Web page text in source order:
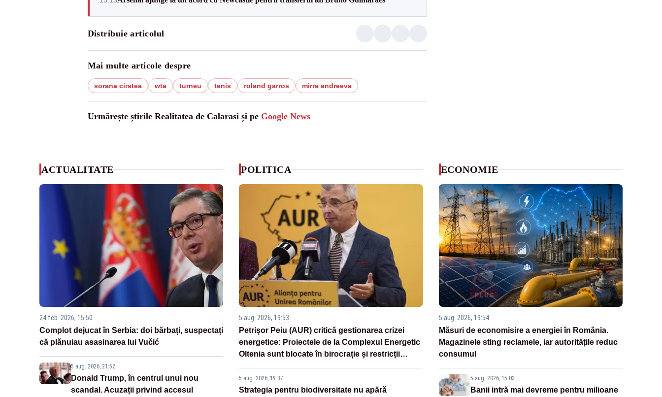
Distribuie articolul
Mai multe articole despre
sorana cirstea wta turneu tenis roland garros mirra andreeva
Urmărește știrile Realitatea de Calarasi și pe Google News
ACTUALITATE
24 feb. 2026, 15:50
Complot dejucat în Serbia: doi bărbați, suspectați
că plănuiau asasinarea lui Vučić
5 aug. 2026, 21:52
Donald Trump, în centrul unui nou
scandal. Acuzații privind accesul
POLITICA
5 aug. 2026, 19:53
Petrișor Peiu (AUR) critică gestionarea crizei
energetice: Proiectele de la Complexul Energetic
Oltenia sunt blocate în birocrație și restricții
5 aug. 2026, 19:37
Strategia pentru biodiversitate nu apără
ECONOMIE
5 aug. 2026, 19:54
Măsuri de economisire a energiei în România.
Magazinele sting reclamele, iar autoritățile reduc
consumul
5 aug. 2026, 15:03
Banii intră mai devreme pentru milioane